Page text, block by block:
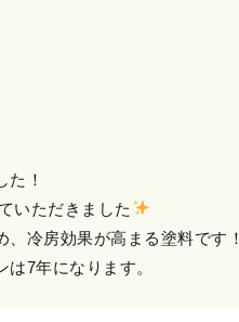
た！
いただきました
冷房効果が高まる塗料です！
7年になります。